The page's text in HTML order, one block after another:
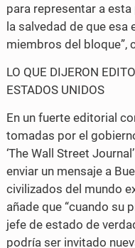
para representar a
la salvedad de que esa
miembros del bloque”,
LO QUE DIJERON
ESTADOS UNIDOS
En un fuerte editorial
tomadas por el
‘The Wall Street
enviar un mensaje a
civilizados del mundo
añade que “cuando su
jefe de estado de
podría ser invitado